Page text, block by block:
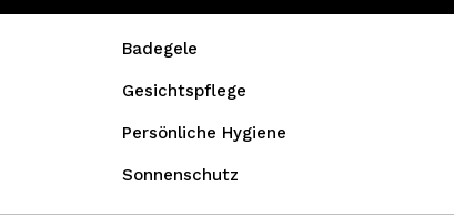
Badegele
Gesichtspflege
Persönliche Hygiene
Sonnenschutz